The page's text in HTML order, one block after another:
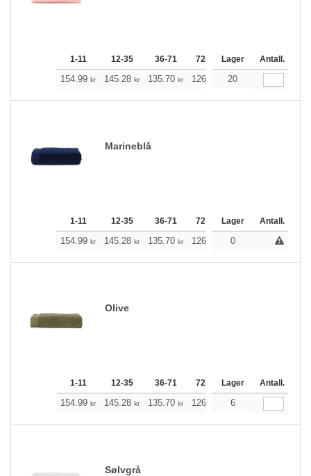
1-11 12-35 36-71 72-143 144-287
Lager Antall.
154.99 kr 145.28 kr 135.70 kr 126.00 116.29
20
Marineblå
1-11 12-35 36-71 72-143 144-287
Lager Antall.
154.99 kr 145.28 kr 135.70 kr 126.00 111.39
0
Olive
1-11 12-35 36-71 72-143 144-287
Lager Antall.
154.99 kr 145.28 kr 135.70 kr 126.00 6
Sølvgrå